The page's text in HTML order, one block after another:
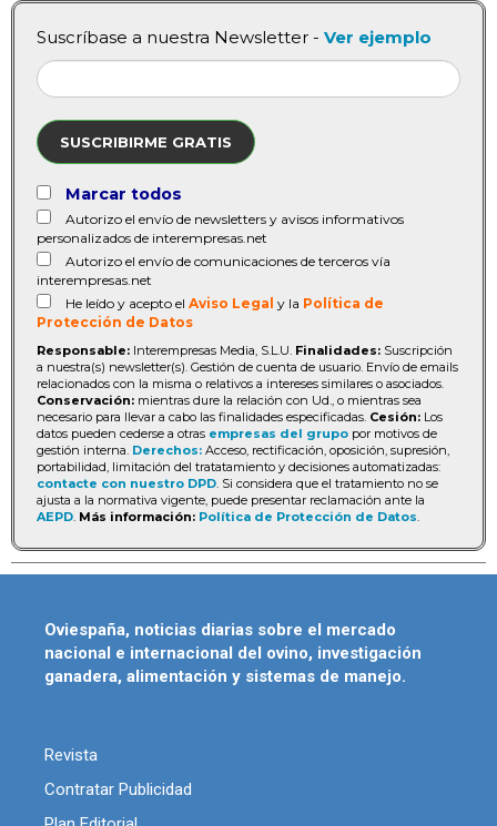
Suscríbase a nuestra Newsletter - Ver ejemplo
SUSCRIBIRME GRATIS
Marcar todos
Autorizo el envío de newsletters y avisos informativos
personalizados de interempresas.net
Autorizo el envío de comunicaciones de terceros vía
interempresas.net
He leído y acepto el Aviso Legal y la Política de
Protección de Datos
Responsable: Interempresas Media, S.L.U. Finalidades: Suscripción
a nuestra(s) newsletter(s). Gestión de cuenta de usuario. Envío de emails
relacionados con la misma o relativos a intereses similares o asociados.
Conservación: mientras dure la relación con Ud., o mientras sea
necesario para llevar a cabo las finalidades especificadas. Cesión: Los
datos pueden cederse a otras empresas del grupo por motivos de
gestión interna. Derechos: Acceso, rectificación, oposición, supresión,
portabilidad, limitación del tratatamiento y decisiones automatizadas:
contacte con nuestro DPD . Si considera que el tratamiento no se
ajusta a la normativa vigente, puede presentar reclamación ante la
AEPD Más información: Política de Protección de Datos
Oviespaña, noticias diarias sobre el mercado
nacional e internacional del ovino, investigación
ganadera, alimentación y sistemas de manejo.
Revista
Contratar Publicidad